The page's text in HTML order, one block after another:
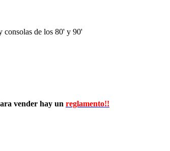
consolas de los 80' y 90'
vender hay un reglamento!!